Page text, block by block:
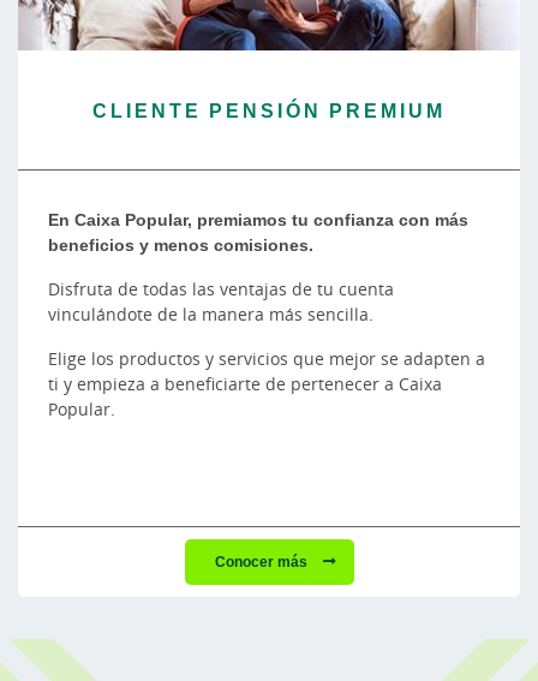
CLIENTE PENSIÓN PREMIUM
En Caixa Popular, premiamos tu confianza con más
beneficios y menos comisiones.
Disfruta de todas las ventajas de tu cuenta
vinculándote de la manera más sencilla.
Elige los productos y servicios que mejor se adapten a
ti y empieza a beneficiarte de pertenecer a Caixa
Popular.
Conocer más